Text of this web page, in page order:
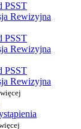
PSST
Rewizyjna
PSST
Rewizyjna
PSST
Rewizyjna